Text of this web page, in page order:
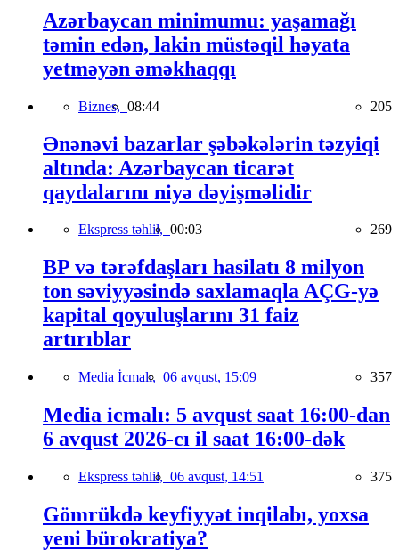
Azərbaycan minimumu: yaşamağı
təmin edən, lakin müstəqil həyata
yetməyən əməkhaqqı
Biznes, 08:44 205
Ənənəvi bazarlar şəbəkələrin təzyiqi
altında: Azərbaycan ticarət
qaydalarını niyə dəyişməlidir
Ekspress təhlil, 00:03 269
BP və tərəfdaşları hasilatı 8 milyon
ton səviyyəsində saxlamaqla AÇG-yə
kapital qoyuluşlarını 31 faiz
artırıblar
Media İcmalı, 06 avqust, 15:09 357
Media icmalı: 5 avqust saat 16:00-dan
6 avqust 2026-cı il saat 16:00-dək
Ekspress təhlil, 06 avqust, 14:51 375
Gömrükdə keyfiyyət inqilabı, yoxsa
yeni bürokratiya?